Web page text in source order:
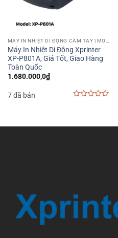
Máy In Nhiệt Di Động Xprinter
XP-P801A, Giá Tốt, Giao Hàng
Toàn Quốc
1.680.000,0₫
7 đã bán
5